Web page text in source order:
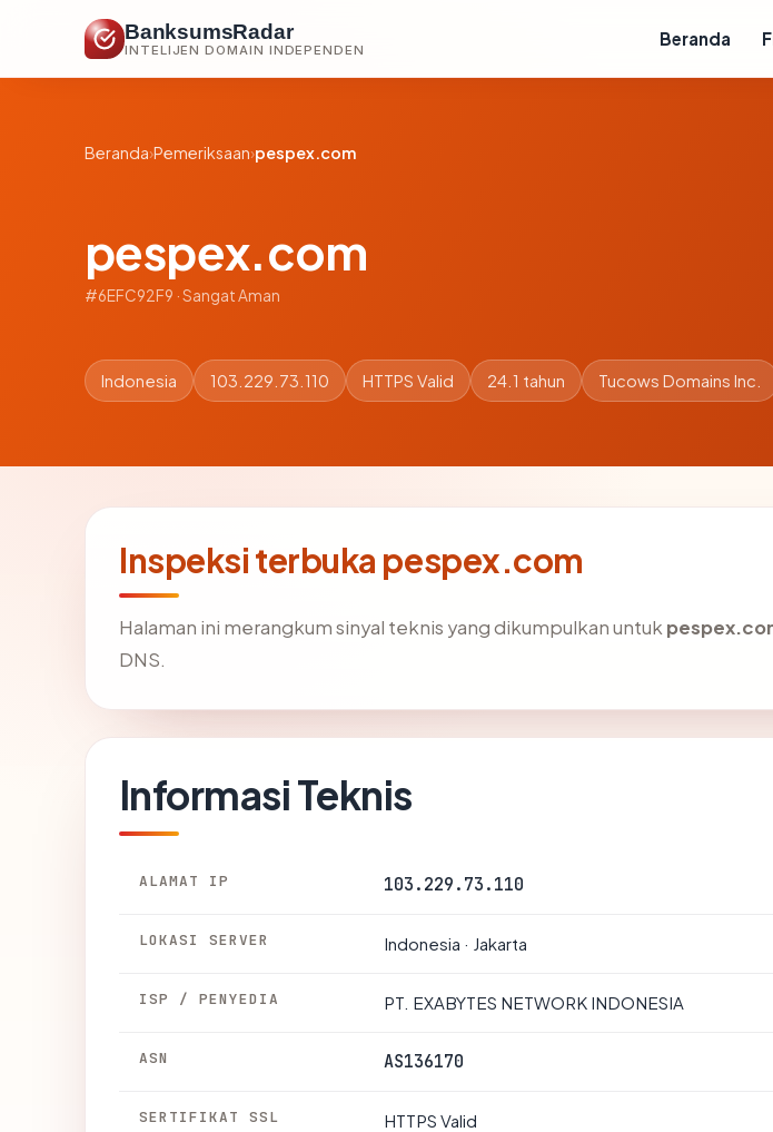
BanksumsRadar
INTELIJEN DOMAIN INDEPENDEN
Beranda
Beranda›Pemeriksaan›pespex.com
pespex.com
#6EFC92F9 · Sangat Aman
Indonesia 103.229.73.110 HTTPS Valid 24.1 tahun Tucows Domains Inc.
Inspeksi terbuka pespex.com
Halaman ini merangkum sinyal teknis yang dikumpulkan untuk
DNS.
Informasi Teknis
ALAMAT IP 103.229.73.110
LOKASI SERVER Indonesia · Jakarta
ISP / PENYEDIA PT. EXABYTES NETWORK INDONESIA
ASN AS136170
SERTIFIKAT SSL HTTPS Valid